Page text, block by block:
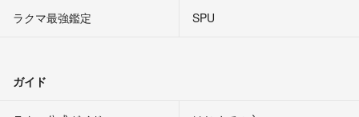
ラクマ最強鑑定
SPU
ガイド